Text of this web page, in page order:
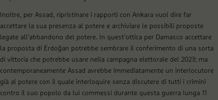
Inoltre, per Assad, ripristinare i rapporti con Ankara vuol dire far
accettare la sua presenza al potere e archiviare le possibili proposte
legate all’abbandono del potere. In quest’ottica per Damasco accettare
la proposta di Erdoğan potrebbe sembrare il conferimento di una sorta
di vittoria che potrebbe usare nella campagna elettorale del 2023; ma
contemporaneamente Assad avrebbe immediatamente un interlocutore
già al potere con il quale interloquire senza discutere di tutti i crimini
contro il suo popolo da lui commessi durante questa guerra lunga 11